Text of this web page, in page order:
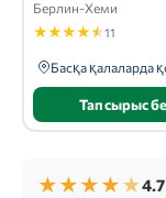
Берлин-Хеми
★★★★★11
Басқа қалаларда
Тапсырыс
★★★★★4.7